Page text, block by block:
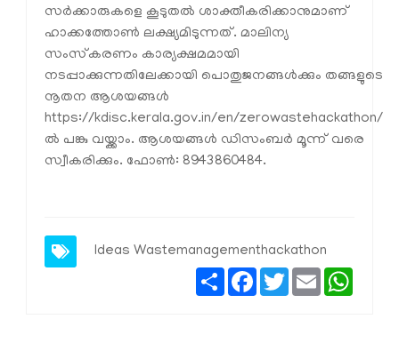
സര്‍ക്കാരുകളെ കൂടുതല്‍ ശാക്തീകരിക്കാനുമാണ്
ഹാക്കത്തോണ്‍ ലക്ഷ്യമിടുന്നത്. മാലിന്യ
സംസ്‌കരണം കാര്യക്ഷമമായി
നടപ്പാക്കുന്നതിലേക്കായി പൊതുജനങ്ങള്‍ക്കും തങ്ങളുടെ
നൂതന ആശയങ്ങള്‍
https://kdisc.kerala.gov.in/en/zerowastehackathon/
ല്‍ പങ്കു വയ്ക്കാം. ആശയങ്ങള്‍ ഡിസംബര്‍ മൂന്ന് വരെ
സ്വീകരിക്കും. ഫോണ്‍: 8943860484.
Ideas Wastemanagementhackathon
ShareFacebook
TwitterEmail